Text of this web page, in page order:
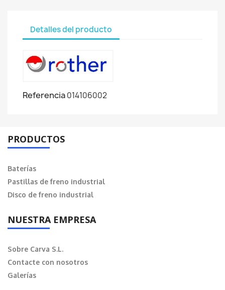
Detalles del producto
Referencia014106002
PRODUCTOS
Baterías
Pastillas de freno industrial
Disco de freno industrial
NUESTRA EMPRESA
Sobre Carva S.L.
Contacte con nosotros
Galerías